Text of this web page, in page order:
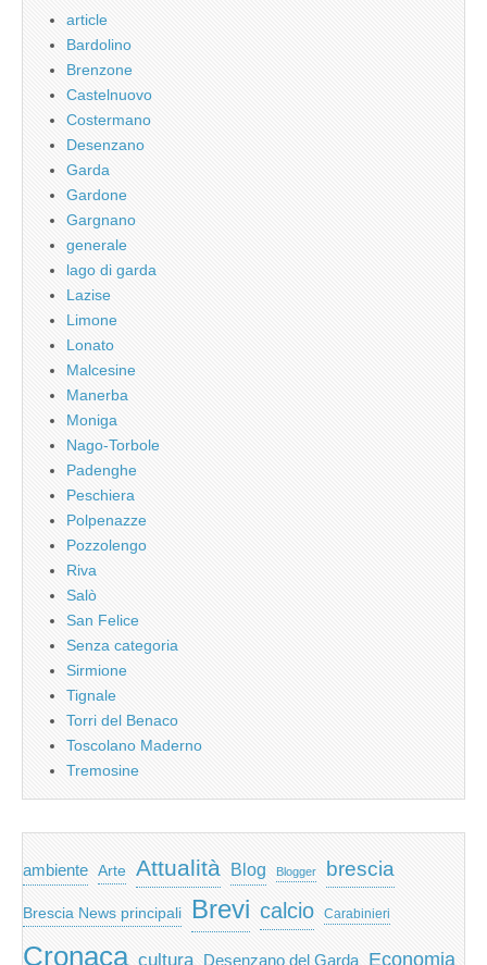
article
Bardolino
Brenzone
Castelnuovo
Costermano
Desenzano
Garda
Gardone
Gargnano
generale
lago di garda
Lazise
Limone
Lonato
Malcesine
Manerba
Moniga
Nago-Torbole
Padenghe
Peschiera
Polpenazze
Pozzolengo
Riva
Salò
San Felice
Senza categoria
Sirmione
Tignale
Torri del Benaco
Toscolano Maderno
Tremosine
ambiente Arte Attualità Blog Blogger brescia
Brescia News principali Brevi calcio Carabinieri
Cronaca cultura Desenzano del Garda Economia